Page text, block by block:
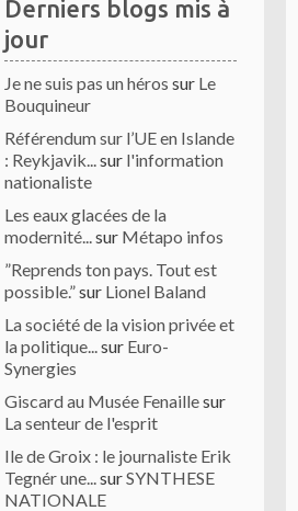
Derniers blogs mis à
jour
Je ne suis pas un héros sur Le
Bouquineur
Référendum sur l’UE en Islande
: Reykjavik...sur l'information
nationaliste
Les eaux glacées de la
modernité...sur Métapo infos
”Reprends ton pays. Tout est
possible.”sur Lionel Baland
La société de la vision privée et
la politique...sur Euro-
Synergies
Giscard au Musée Fenaillesur
La senteur de l'esprit
Ile de Groix : le journaliste Erik
Tegnér une...surSYNTHESE
NATIONALE